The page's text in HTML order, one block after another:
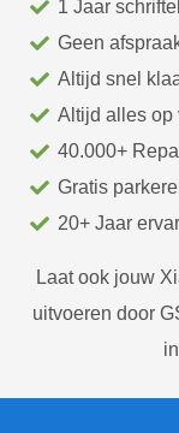
1 Jaar
Geen
Altijd snel
Altijd alles op
40.000+
Gratis
20+ Jaar
Laat ook jouw
uitvoeren door